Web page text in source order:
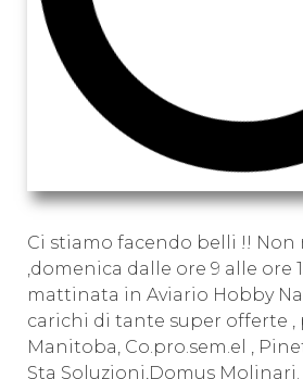
Ci stiamo facendo belli !! Non
,domenica dalle ore 9 alle ore
mattinata in Aviario Hobby
carichi di tante super offerte
Manitoba, Co.pro.sem.el ,
Sta Soluzioni,Domus